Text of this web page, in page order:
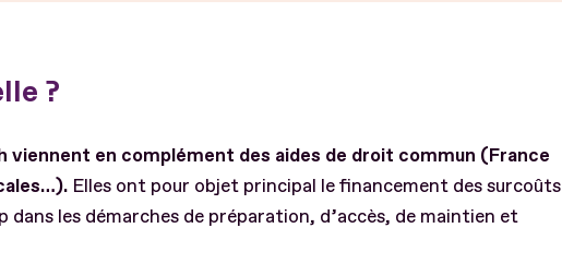
?
viennent en complément des aides de droit commun (France
Elles ont pour objet principal le financement des surcoûts
dans les démarches de préparation, d’accès, de maintien et